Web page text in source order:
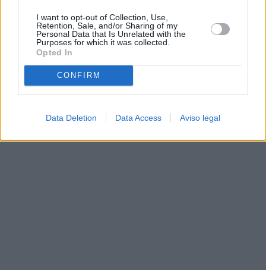
I want to opt-out of Collection, Use,
Retention, Sale, and/or Sharing of my
Personal Data that Is Unrelated with the
Purposes for which it was collected.
Opted In
CONFIRM
Data Deletion Data Access Aviso legal